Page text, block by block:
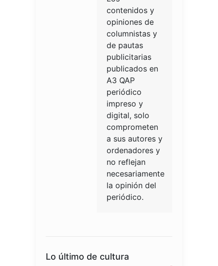
contenidos y
opiniones de
columnistas y
de pautas
publicitarias
publicados en
A3 QAP
periódico
impreso y
digital, solo
comprometen
a sus autores y
ordenadores y
no reflejan
necesariamente
la opinión del
periódico.
Lo último de cultura